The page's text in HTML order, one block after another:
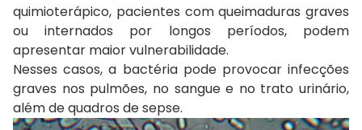
quimioterápico, pacientes com queimaduras graves
ou internados por longos períodos, podem
apresentar maior vulnerabilidade.
Nesses casos, a bactéria pode provocar infecções
graves nos pulmões, no sangue e no trato urinário,
além de quadros de sepse.